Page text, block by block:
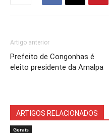
Artigo anterior
Prefeito de Congonhas é
eleito presidente da Amalpa
ARTIGOS RELACIONADOS
Gerais